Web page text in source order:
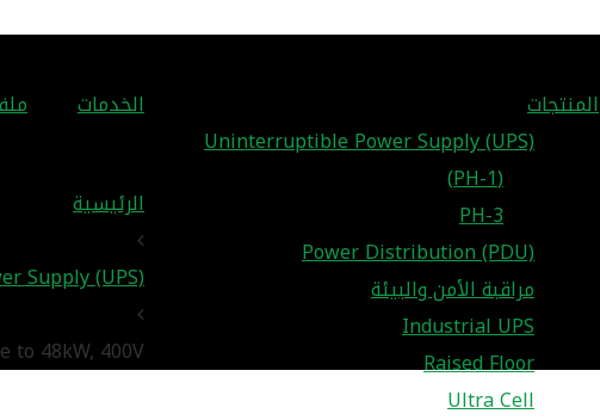
المنتجات
Uninterruptible Power Supply (UPS)
(1-PH)
3-PH
Power Distribution (PDU)
مراقبة الأمن والبيئة
Industrial UPS
Raised Floor
Ultra Cell
الخدمات
الرئيسية
Supply (UPS)
to 48kW, 400V